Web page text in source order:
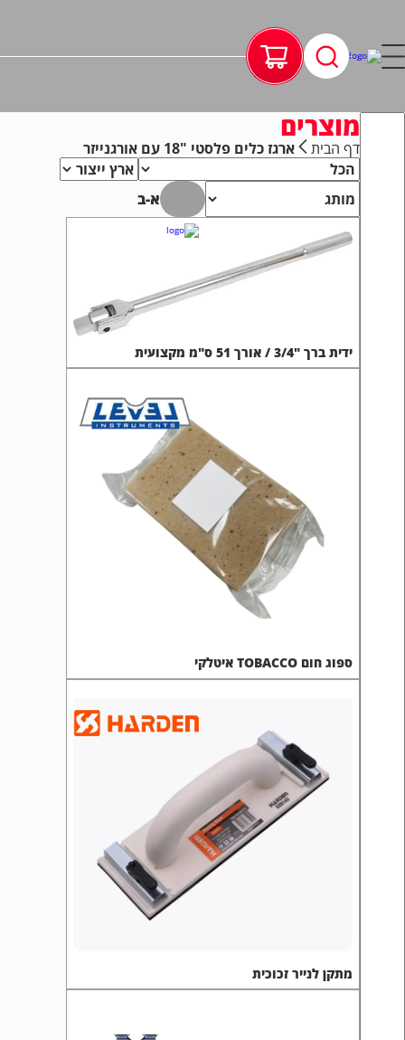
מוצרים
דף הבית ארגז כלים פלסטי "18 עם אורגנייזר
א-ב
ידית ברך "3/4 / אורך 51 ס"מ מקצועית
ספוג חום TOBACCO איטלקי
מתקן לנייר זכוכית